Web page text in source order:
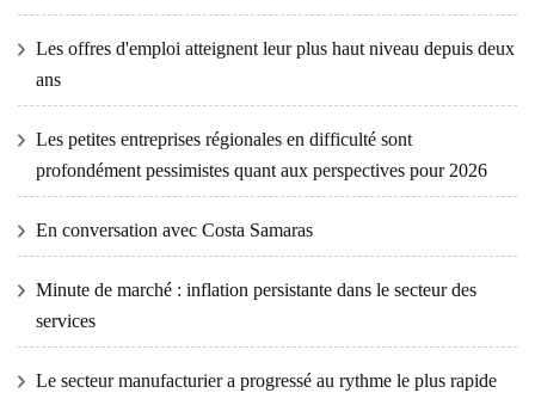
Les offres d'emploi atteignent leur plus haut niveau depuis deux
ans
Les petites entreprises régionales en difficulté sont
profondément pessimistes quant aux perspectives pour 2026
En conversation avec Costa Samaras
Minute de marché : inflation persistante dans le secteur des
services
Le secteur manufacturier a progressé au rythme le plus rapide